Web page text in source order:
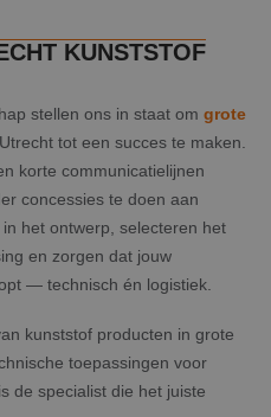
KUNSTSTOF
stellen ons in staat om grote
tot een succes te maken.
korte communicatielijnen
concessies te doen aan
het ontwerp, selecteren het
en zorgen dat jouw
— technisch én logistiek.
kunststof producten in grote
toepassingen voor
de specialist die het juiste